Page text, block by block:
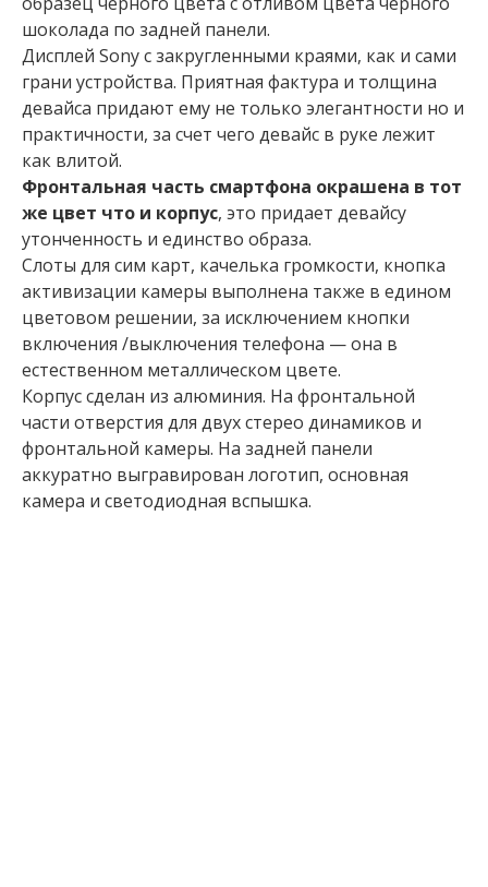
шоколада по задней панели.
Дисплей Sony с закругленными краями, как и сами
грани устройства. Приятная фактура и толщина
девайса придают ему не только элегантности но и
практичности, за счет чего девайс в руке лежит
как влитой.
Фронтальная часть смартфона окрашена в тот
же цвет что и корпус, это придает девайсу
утонченность и единство образа.
Слоты для сим карт, качелька громкости, кнопка
активизации камеры выполнена также в едином
цветовом решении, за исключением кнопки
включения /выключения телефона — она в
естественном металлическом цвете.
Корпус сделан из алюминия. На фронтальной
части отверстия для двух стерео динамиков и
фронтальной камеры. На задней панели
аккуратно выгравирован логотип, основная
камера и светодиодная вспышка.